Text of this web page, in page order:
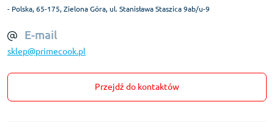
- Polska, 65-175, Zielona Góra, ul. Stanisława Staszica 9ab/u-9
E-mail
sklep@primecook.pl
Przejdź do kontaktów